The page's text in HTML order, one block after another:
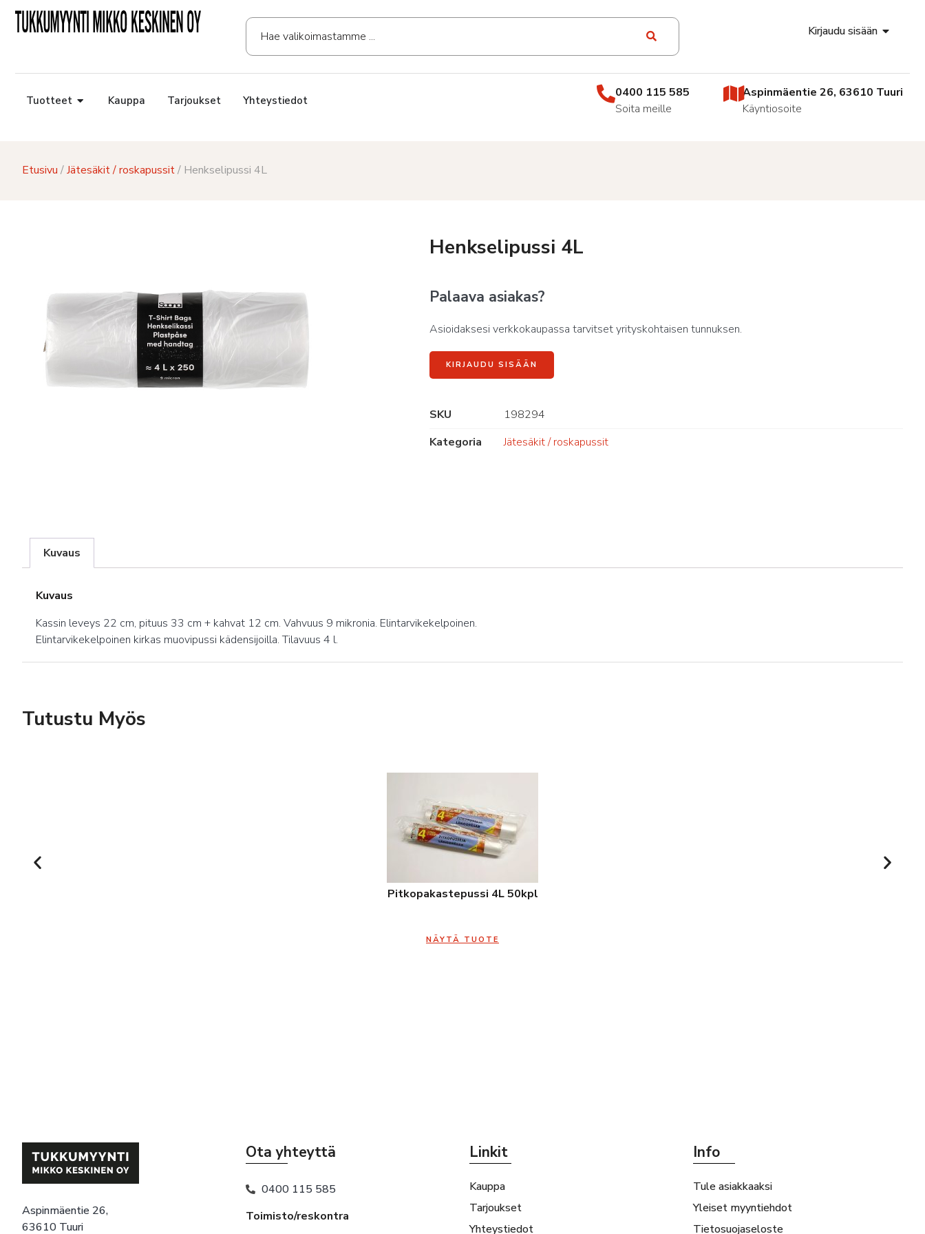
Kirjaudu sisään
Tuotteet Kauppa Tarjoukset Yhteystiedot
0400 115 585
Soita meille
Aspinmäentie 26, 63610 Tuuri
Käyntiosoite
Etusivu /Jätesäkit / roskapussit/ Henkselipussi 4L
Henkselipussi 4L
Palaava asiakas?
Asioidaksesi verkkokaupassa tarvitset yrityskohtaisen tunnuksen.
KIRJAUDU SISÄÄN
SKU
198294
Kategoria
Jätesäkit / roskapussit
Kuvaus
Kuvaus
Kassin leveys 22 cm, pituus 33 cm + kahvat 12 cm. Vahvuus 9 mikronia. Elintarvikekelpoinen.
Elintarvikekelpoinen kirkas muovipussi kädensijoilla. Tilavuus 4 l.
Tutustu Myös
Pitkopakastepussi 4L 50kpl
NÄYTÄ TUOTE
Aspinmäentie 26,
63610 Tuuri
Ota yhteyttä
0400 115 585
Toimisto/reskontra
Linkit
Kauppa
Tarjoukset
Yhteystiedot
Info
Tule asiakkaaksi
Yleiset myyntiehdot
Tietosuojaseloste